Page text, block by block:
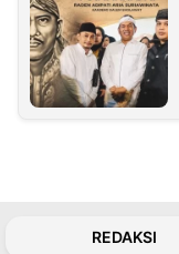
REDAKSI